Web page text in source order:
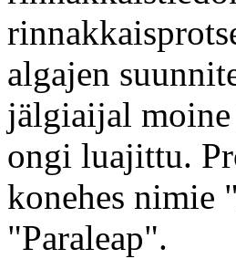
algajen
jälgiaijal
ongi luajittu.
konehes nimie
"Paraleap".